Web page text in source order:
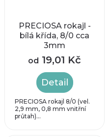
PRECIOSA rokajl -
bílá křída, 8/0 cca
3mm
od 19,01 Kč
Detail
PRECIOSA rokajl 8/0 (vel.
2,9 mm, 0,8 mm vnitřní
průtah)...